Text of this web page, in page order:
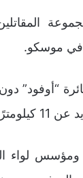
في موسكو.
“أوفود”
وإصابة هدفها بنجاح.
لواء